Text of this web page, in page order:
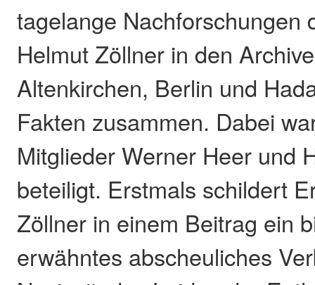
tagelange Nachforschungen
Helmut Zöllner in den
Altenkirchen, Berlin und
Fakten zusammen. Dabei
Mitglieder Werner Heer und
beteiligt. Erstmals schildert
Zöllner in einem Beitrag ein
erwähntes abscheuliches